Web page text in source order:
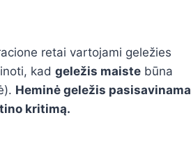
retai vartojami geležies
kad geležis maiste būna
Heminė geležis pasisavinama
kritimą.